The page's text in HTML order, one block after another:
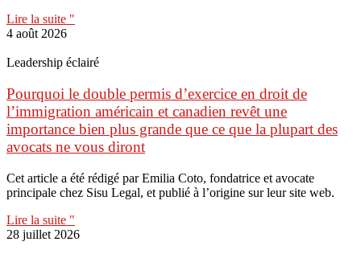
Lire la suite "
4 août 2026
Leadership éclairé
Pourquoi le double permis d’exercice en droit de
l’immigration américain et canadien revêt une
importance bien plus grande que ce que la plupart des
avocats ne vous diront
Cet article a été rédigé par Emilia Coto, fondatrice et avocate
principale chez Sisu Legal, et publié à l’origine sur leur site web.
Lire la suite "
28 juillet 2026